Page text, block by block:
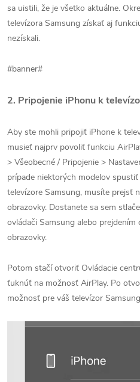
sa uistili, že je všetko aktuálne.
televízora Samsung získať aj
nezískali.
#banner#
2. Pripojenie iPhonu k
Aby ste mohli pripojiť iPhone k
musieť najprv povoliť funkciu
> Všeobecné / Pripojenie >
prípade niektorých modelov
televízore Samsung, musíte prejsť
obrazovky. Dostanete sa sem
ovládači Samsung alebo prejdením
obrazovky.
Potom stačí otvoriť Ovládacie
ťuknúť na možnosť AirPlay. Po
možnosť pre váš televízor